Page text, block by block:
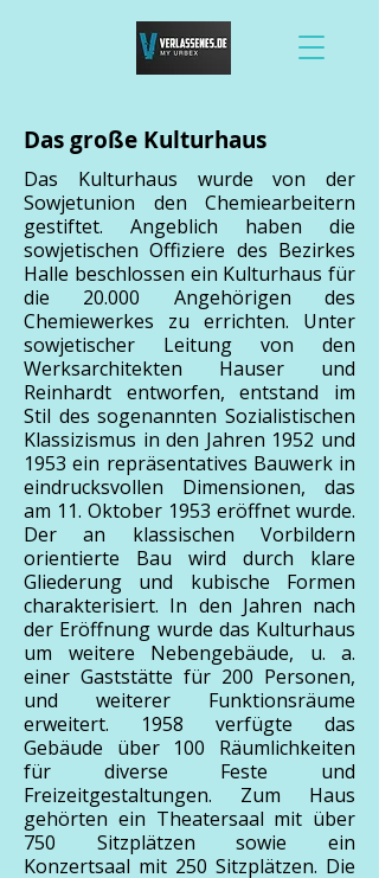
Das große Kulturhaus
Das Kulturhaus wurde von der
Sowjetunion den Chemiearbeitern
gestiftet. Angeblich haben die
sowjetischen Offiziere des Bezirkes
Halle beschlossen ein Kulturhaus für
die 20.000 Angehörigen des
Chemiewerkes zu errichten. Unter
sowjetischer Leitung von den
Werksarchitekten Hauser und
Reinhardt entworfen, entstand im
Stil des sogenannten Sozialistischen
Klassizismus in den Jahren 1952 und
1953 ein repräsentatives Bauwerk in
eindrucksvollen Dimensionen, das
am 11. Oktober 1953 eröffnet wurde.
Der an klassischen Vorbildern
orientierte Bau wird durch klare
Gliederung und kubische Formen
charakterisiert. In den Jahren nach
der Eröffnung wurde das Kulturhaus
um weitere Nebengebäude, u. a.
einer Gaststätte für 200 Personen,
und weiterer Funktionsräume
erweitert. 1958 verfügte das
Gebäude über 100 Räumlichkeiten
für diverse Feste und
Freizeitgestaltungen. Zum Haus
gehörten ein Theatersaal mit über
750 Sitzplätzen sowie ein
Konzertsaal mit 250 Sitzplätzen. Die